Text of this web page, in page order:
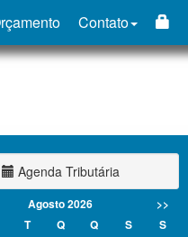
Contato
Agenda Tributária
Agosto 2026
>>
T Q Q S S